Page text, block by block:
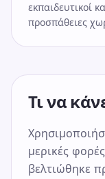
εκπαιδευτικοί
προσπάθειες
Τι να
μερικές
βελτιώθηκε